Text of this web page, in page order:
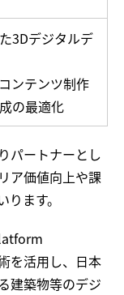
3Dデジタルデ
ンテンツ制作
の最適化
パートナーとし
ア価値向上や課
ます。
を活用し、日本
建築物等のデジ